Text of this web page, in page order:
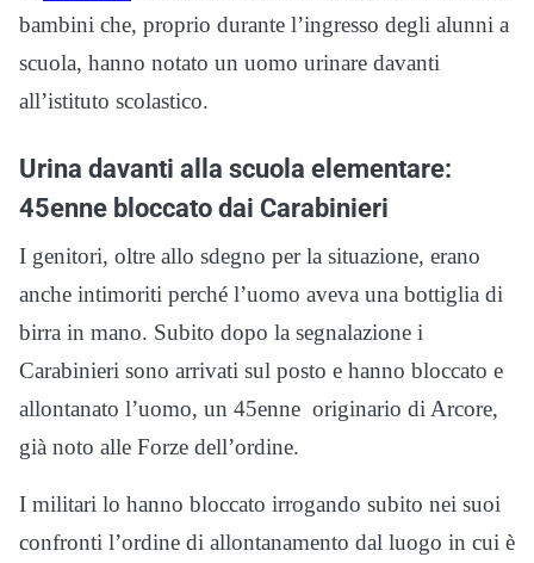
bambini che, proprio durante l’ingresso degli alunni a
scuola, hanno notato un uomo urinare davanti
all’istituto scolastico.
Urina davanti alla scuola elementare:
45enne bloccato dai Carabinieri
I genitori, oltre allo sdegno per la situazione, erano
anche intimoriti perché l’uomo aveva una bottiglia di
birra in mano. Subito dopo la segnalazione i
Carabinieri sono arrivati sul posto e hanno bloccato e
allontanato l’uomo, un 45enne originario di Arcore,
già noto alle Forze dell’ordine.
I militari lo hanno bloccato irrogando subito nei suoi
confronti l’ordine di allontanamento dal luogo in cui è